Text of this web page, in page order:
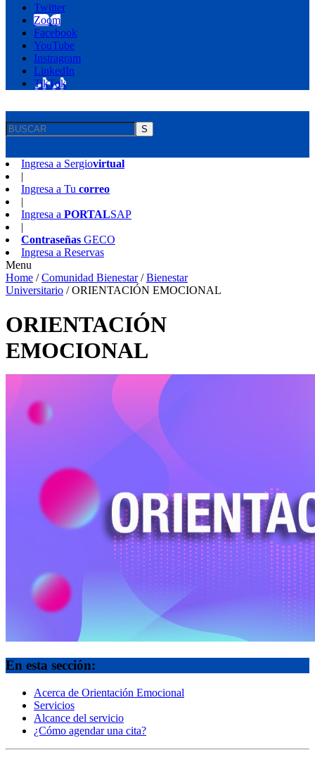
Twitter
Zoom
Facebook
YouTube
Instragram
LinkedIn
TikTok
S
Ingresa a Sergiovirtual
|
Ingresa a Tu correo
|
Ingresa a PORTALSAP
|
Contraseñas GECO
Ingresa a Reservas
Menu
Home /Comunidad Bienestar/Bienestar
Universitario /ORIENTACIÓN EMOCIONAL
ORIENTACIÓN
EMOCIONAL
En esta sección:
Acerca de Orientación Emocional
Servicios
Alcance del servicio
¿Cómo agendar una cita?